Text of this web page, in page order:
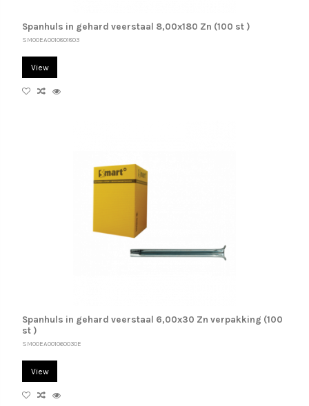
Spanhuls in gehard veerstaal 8,00x180 Zn (100 st )
SM00EA0010801803
View
Spanhuls in gehard veerstaal 6,00x30 Zn verpakking (100
st )
SM00EA001060030E
View